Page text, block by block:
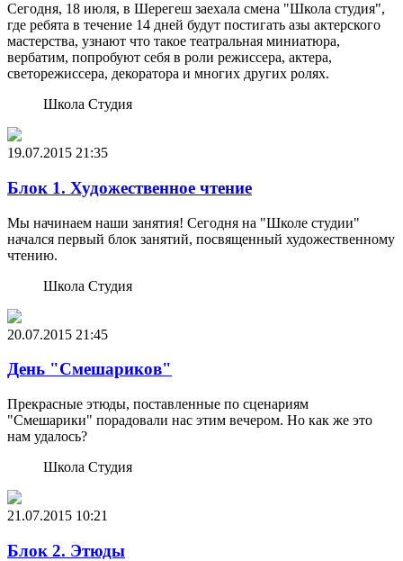
Сегодня, 18 июля, в Шерегеш заехала смена "Школа студия",
где ребята в течение 14 дней будут постигать азы актерского
мастерства, узнают что такое театральная миниатюра,
вербатим, попробуют себя в роли режиссера, актера,
светорежиссера, декоратора и многих других ролях.
Школа Студия
19.07.2015 21:35
Блок 1. Художественное чтение
Мы начинаем наши занятия! Сегодня на "Школе студии"
начался первый блок занятий, посвященный художественному
чтению.
Школа Студия
20.07.2015 21:45
День "Смешариков"
Прекрасные этюды, поставленные по сценариям
"Смешарики" порадовали нас этим вечером. Но как же это
нам удалось?
Школа Студия
21.07.2015 10:21
Блок 2. Этюды